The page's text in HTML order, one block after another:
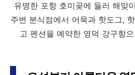
유명한 포항 호미곶에 들러 해맞
주변 분식점에서 어묵과 핫도그,
고 펜션을 예약한 영덕 강구항